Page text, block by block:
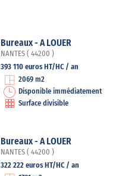
Bureaux - A LOUER
NANTES ( 44200 )
393 110 euros HT/HC / an
2069 m2
Disponible immédiatement
Surface divisible
Bureaux - A LOUER
NANTES ( 44200 )
322 222 euros HT/HC / an